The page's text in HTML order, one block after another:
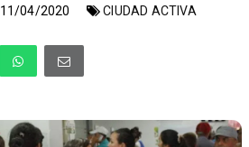
11/04/2020 CIUDAD ACTIVA